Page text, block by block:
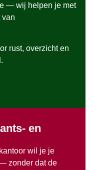
— wij helpen je met
van
rust, overzicht en
.
en
wil je je
zonder dat de